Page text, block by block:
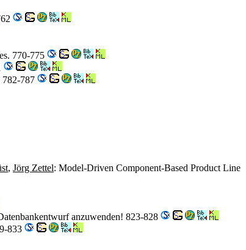
770-775
782-787
, Jörg Zettel: Model-Driven Component-Based Product Line
anzuwenden! 823-828
833